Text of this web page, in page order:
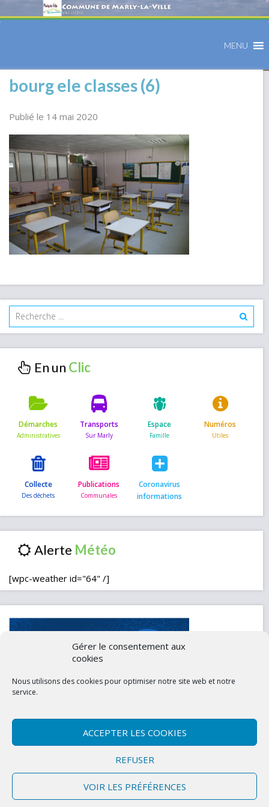
Gérer le consentement aux
cookies
Nous utilisons des cookies pour optimiser notre site web et notre
service.
ACCEPTER LES COOKIES
REFUSER
VOIR LES PRÉFÉRENCES
MENU
bourg ele classes (6)
Publié le 14 mai 2020
En un
Démarches Transports Espace Numéros
Collecte Publications
Coronavirus
informations
Alerte
[wpc-weather id="64" /]
Politique de confidentialité (UE)
Copyright © 2026 Marly-la-Ville
Site conçu et développé par l'Union des